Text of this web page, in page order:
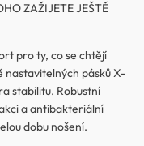
ZAŽIJETE JEŠTĚ
pro ty, co se chtějí
nastavitelných pásků X-
stabilitu. Robustní
a antibakteriální
dobu nošení.